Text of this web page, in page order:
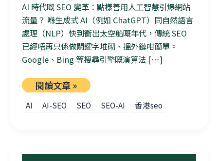
AI 時代嘅 SEO 變革：點樣善用人工智慧引爆網站
流量？ 喺生成式 AI（例如 ChatGPT）同自然語言
處理（NLP）快到衝出太空船嘅年代，傳統 SEO
已經唔再只係做關鍵字堆砌、搵外鏈咁簡單。
Google、Bing 等搜尋引擎嘅演算法 […]
閱讀文章 »
AI AI-SEO SEO SEO-AI 香港seo
點樣挑選適合公司推廣需求的優質SEO公司？